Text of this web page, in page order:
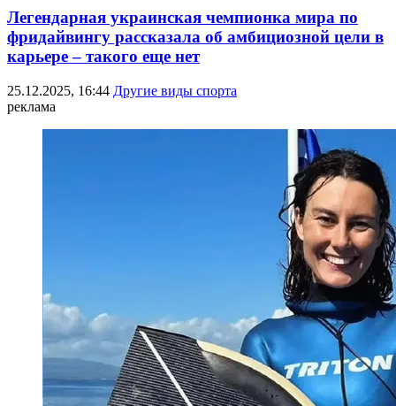
Легендарная украинская чемпионка мира по
фридайвингу рассказала об амбициозной цели в
карьере – такого еще нет
25.12.2025, 16:44 Другие виды спорта
реклама